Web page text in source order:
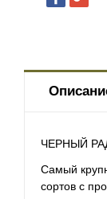
ЧЕРНЫЙ
Самый
сортов с